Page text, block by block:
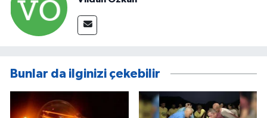
Bunlar da ilginizi çekebilir